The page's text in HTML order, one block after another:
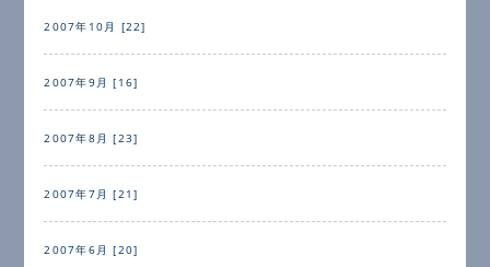
2007年10月 [22]
2007年9月 [16]
2007年8月 [23]
2007年7月 [21]
2007年6月 [20]